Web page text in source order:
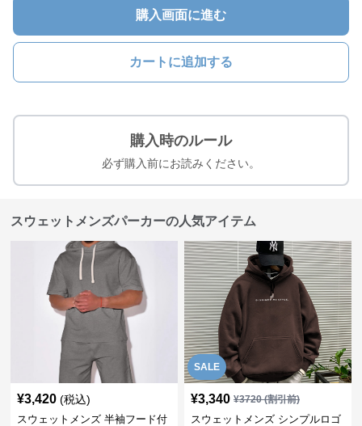
購入画面に進む
カートに追加する
購入時のルール
必ず購入前にお読みください。
スウェットメンズパーカーの人気アイテム
¥3,420 (税込)
スウェットメンズ 半袖フード付
SALE
¥3,340 ¥3720(割引前)
スウェットメンズ シンプルロゴ